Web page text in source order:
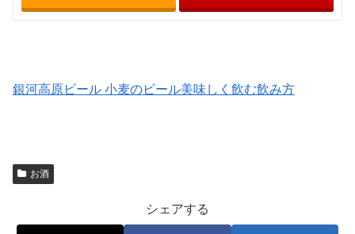
銀河高原ビール 小麦のビール美味しく飲む飲み方
お酒
シェアする